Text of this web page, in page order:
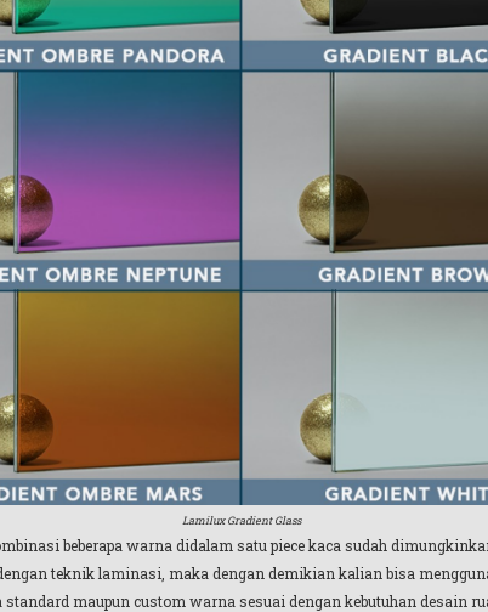
Lamilux Gradient Glass
beberapa warna didalam satu piece kaca sudah
teknik laminasi, maka dengan demikian kalian bisa
standard maupun custom warna sesuai dengan kebutuhan desain